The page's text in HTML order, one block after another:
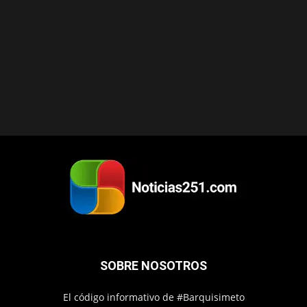
SOBRE NOSOTROS
El código informativo de #Barquisimeto